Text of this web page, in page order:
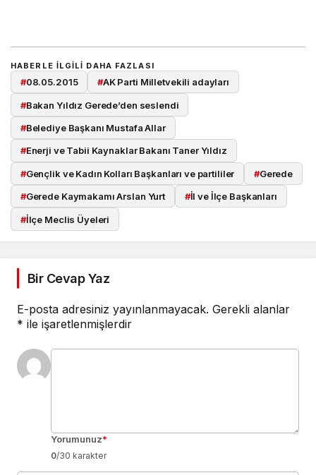
HABERLE ILGILI DAHA FAZLASI
#08.05.2015 #AK Parti Milletvekili adayları
#Bakan Yıldız Gerede’den seslendi
#Belediye Başkanı Mustafa Allar
#Enerji ve Tabii Kaynaklar Bakanı Taner Yıldız
#Gençlik ve Kadın Kolları Başkanları ve partililer #Gerede
#Gerede Kaymakamı Arslan Yurt #İl ve İlçe Başkanları
#İlçe Meclis Üyeleri
Bir Cevap Yaz
E-posta adresiniz yayınlanmayacak. Gerekli alanlar
* ile işaretlenmişlerdir
Yorumunuz*
0/30 karakter